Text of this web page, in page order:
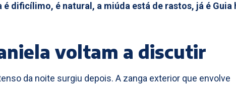
é dificílimo, é natural, a miúda está de rastos, já é Guia
voltam a discutir
da noite surgiu depois. A zanga exterior que envolve